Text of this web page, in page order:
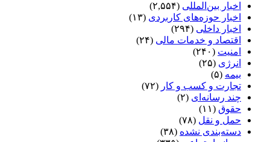
اخبار بین‌المللی (۲,۵۵۴)
اخبار حوزه‌های کاربردی (۱۳)
اخبار داخلی (۲۹۴)
اقتصاد و خدمات مالی (۲۴)
امنیت (۲۴۰)
انرژی (۲۵)
بیمه (۵)
تجارت و کسب و کار (۷۲)
چند رسانه‌ای (۲)
حقوق (۱۱)
حمل و نقل (۷۸)
دسته‌بندی نشده (۳۸)